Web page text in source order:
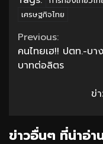
เศรษฐกิจไทย
Continue
Reading
Previous:
คนไทยเฮ!! ปตท.-บ
บาทต่อลิตร
ข่
ข่าวอื่นๆ ที่น่าอ่า